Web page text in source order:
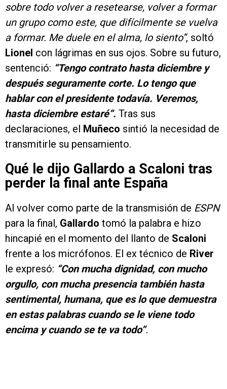
sobre todo volver a resetearse, volver a formar
un grupo como este, que difícilmente se vuelva
a formar. Me duele en el alma, lo siento”, soltó
Lionel con lágrimas en sus ojos. Sobre su futuro,
sentenció: “Tengo contrato hasta diciembre y
después seguramente corte. Lo tengo que
hablar con el presidente todavía. Veremos,
hasta diciembre estaré“. Tras sus
declaraciones, el Muñeco sintió la necesidad de
transmitirle su pensamiento.
Qué le dijo Gallardo a Scaloni tras
perder la final ante España
Al volver como parte de la transmisión de ESPN
para la final, Gallardo tomó la palabra e hizo
hincapié en el momento del llanto de Scaloni
frente a los micrófonos. El ex técnico de River
le expresó: “Con mucha dignidad, con mucho
orgullo, con mucha presencia también hasta
sentimental, humana, que es lo que demuestra
en estas palabras cuando se le viene todo
encima y cuando se te va todo”.